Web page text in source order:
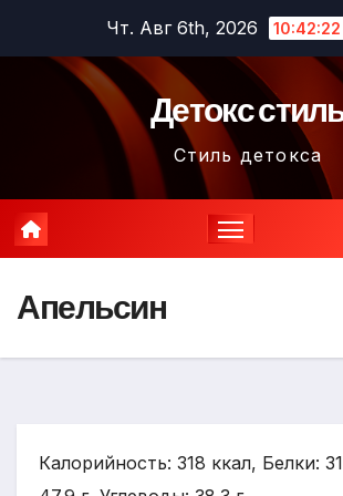
содержимому
Чт. Авг 6th, 2026 10:42:23
Детокс
Стиль детокса
Апельсин
Калорийность: 318 ккал, Белки: